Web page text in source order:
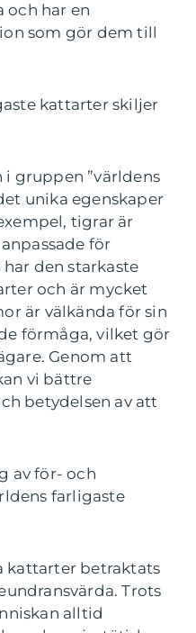
och har en
som gör dem till
kattarter skiljer
i gruppen ”världens
unika egenskaper
tigrar är
för
den starkaste
och är mycket
är välkända för sin
förmåga, vilket gör
Genom att
vi bättre
betydelsen av att
av för- och
farligaste
kattarter betraktats
Trots
alltid